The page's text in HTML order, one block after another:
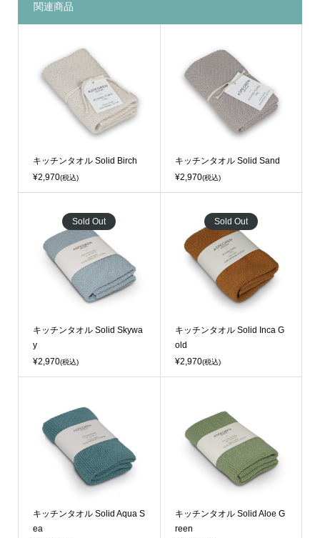
関連商品
キッチンタオル Solid Birch
¥2,970(税込)
キッチンタオル Solid Sand
¥2,970(税込)
Sold Out
キッチンタオル Solid Skywa
y
¥2,970(税込)
Sold Out
キッチンタオル Solid Inca G
old
¥2,970(税込)
キッチンタオル Solid Aqua S
ea
キッチンタオル Solid Aloe G
reen